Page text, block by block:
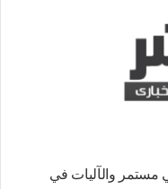
مستمر والآليات في